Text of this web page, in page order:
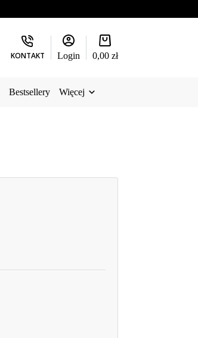
KONTAKT Login
Koszyk
0,00 zł
Bestsellery Więcej